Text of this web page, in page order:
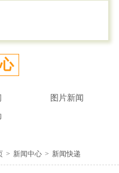
图片新闻
> 新闻中心 > 新闻快递